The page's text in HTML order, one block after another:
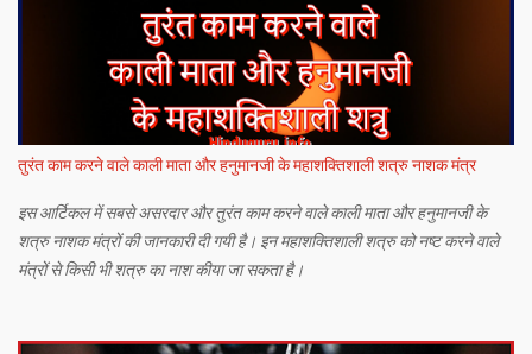
तुरंत काम करने वाले काली माता और हनुमानजी के महाशक्तिशाली शत्रु नाशक मंत्र
इस आर्टिकल में सबसे असरदार और तुरंत काम करने वाले काली माता और हनुमानजी के
शत्रु नाशक मंत्रों की जानकारी दी गयी है। इन महाशक्तिशाली शत्रु को नष्ट करने वाले
मंत्रों से किसी भी शत्रु का नाश कीया जा सकता है।